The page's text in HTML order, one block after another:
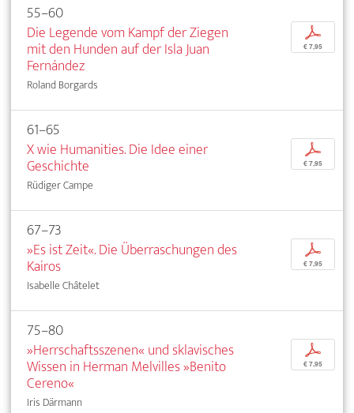
55–60
Die Legende vom Kampf der Ziegen
mit den Hunden auf der Isla Juan
Fernández
Roland Borgards
p
€ 7,95
61–65
X wie Humanities. Die Idee einer
Geschichte
Rüdiger Campe
p
€ 7,95
67–73
»Es ist Zeit«. Die Überraschungen des
Kairos
Isabelle Châtelet
p
€ 7,95
75–80
»Herrschaftsszenen« und sklavisches
Wissen in Herman Melvilles »Benito
Cereno«
Iris Därmann
p
€ 7,95